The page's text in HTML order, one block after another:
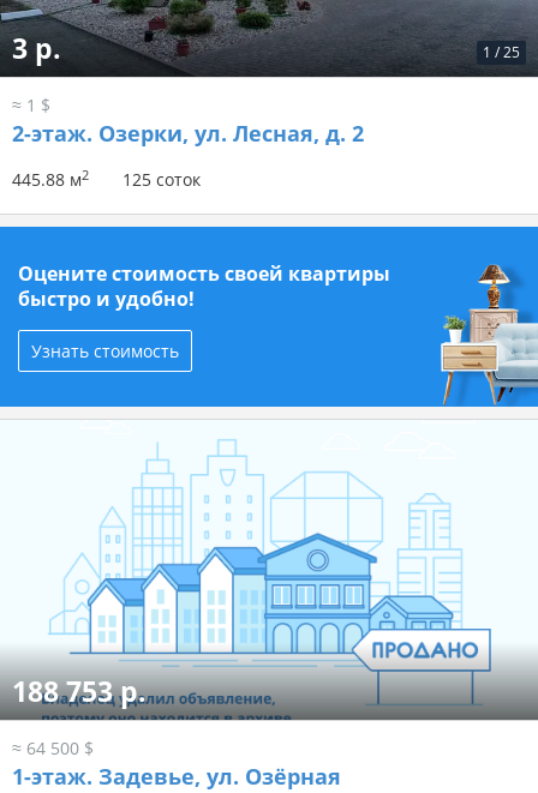
1 /25
3 р.
≈ 1 $
2-этаж. Озерки, ул. Лесная, д. 2
445.88 м2 125 соток
Оцените стоимость своей квартиры
быстро и удобно!
Узнать стоимость
188 753 р.
≈ 64 500 $
1-этаж. Задевье, ул. Озёрная